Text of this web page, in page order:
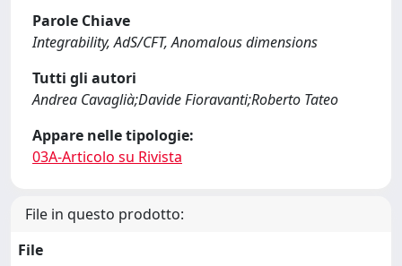
Parole Chiave
Integrability, AdS/CFT, Anomalous dimensions
Tutti gli autori
Andrea Cavaglià;Davide Fioravanti;Roberto Tateo
Appare nelle tipologie:
03A-Articolo su Rivista
File in questo prodotto:
File